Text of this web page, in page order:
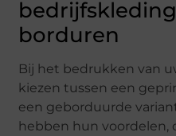
borduren
Bij het bedrukken van
kiezen tussen een
een geborduurde
hebben hun voordelen,